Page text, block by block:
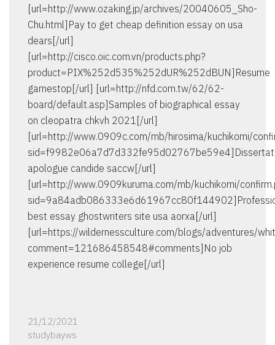
[url=http://www.ozaking.jp/archives/20040605_Sho-
Chu.html]Pay to get cheap definition essay on usa
dears[/url]
[url=http://cisco.oic.com.vn/products.php?
product=PIX%252d535%252dUR%252dBUN]Resume
gamestop[/url] [url=http://nfd.com.tw/62/62-
board/default.asp]Samples of biographical essay
on cleopatra chkvh 2021[/url]
[url=http://www.0909c.com/mb/hirosima/kuchikomi/
apologue candide saccw[/url]
[url=http://www.0909kuruma.com/mb/kuchikomi/
best essay ghostwriters site usa aorxa[/url]
[url=https://wildernessculture.com/blogs/adventures/
comment=121686458548#comments]No job
experience resume college[/url]
21/12/2021
studybayws